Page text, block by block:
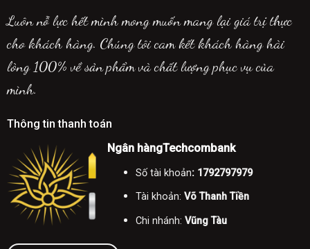
Luôn nỗ lực hết mình mong muốn mang lại giá trị thực
cho khách hàng. Chúng tôi cam kết khách hàng hài
lòng 100% về sản phẩm và chất lượng phục vụ của
mình.
Thông tin thanh toán
Ngân hàngTechcombank
Số tài khoản: 1792797979
Tài khoản: Võ Thanh Tiền
Chi nhánh: Vũng Tàu